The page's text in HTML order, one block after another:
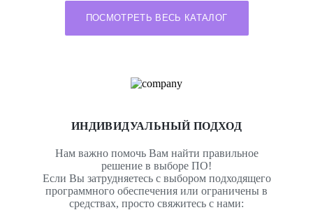
ИНДИВИДУАЛЬНЫЙ ПОДХОД
Нам важно помочь Вам найти правильное
решение в выборе ПО!
Если Вы затрудняетесь с выбором подходящего
программного обеспечения или ограничены в
средствах, просто свяжитесь с нами: